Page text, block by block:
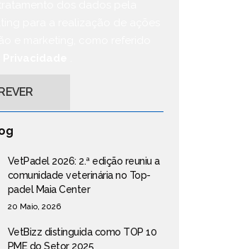
VetPadel 2026: 2.ª edição reuniu a
comunidade veterinária no Top-
padel Maia Center
20 Maio, 2026
VetBizz distinguida como TOP 10
PME do Setor 2025